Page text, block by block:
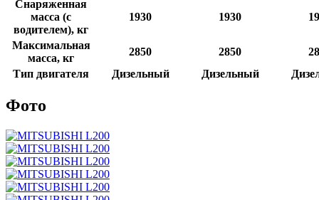
Снаряженная
масса (с
водителем), кг
1930 1930
Максимальная
масса, кг
2850 2850
Тип двигателя
Дизельный Дизельный
Фото